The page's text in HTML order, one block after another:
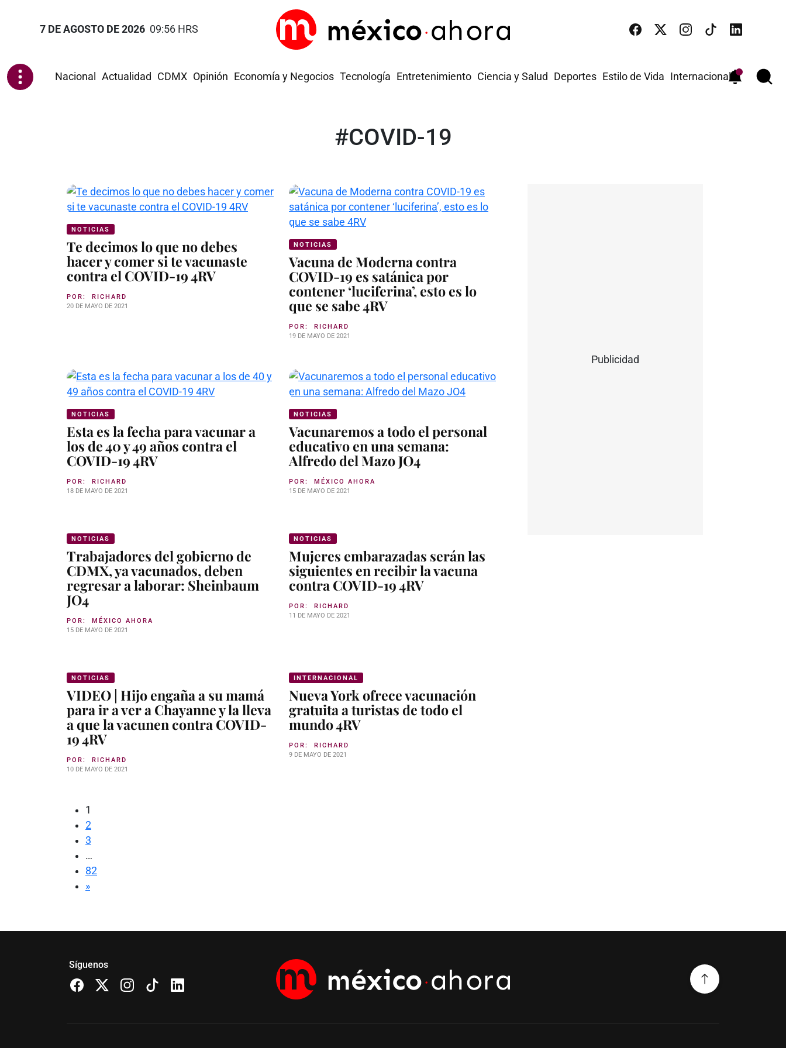
7 DE AGOSTO DE 2026 09:56 HRS
Nacional Actualidad CDMX Opinión Economía y Negocios Tecnología Entretenimiento Ciencia y Salud Deportes Estilo de Vida Internacional
#COVID-19
NOTICIAS
Te decimos lo que no debes
hacer y comer si te vacunaste
contra el COVID-19 4RV
POR: RICHARD
20 DE MAYO DE 2021
NOTICIAS
Vacuna de Moderna contra
COVID-19 es satánica por
contener ‘luciferina’, esto es lo
que se sabe 4RV
POR: RICHARD
19 DE MAYO DE 2021
NOTICIAS
Esta es la fecha para vacunar a
los de 40 y 49 años contra el
COVID-19 4RV
POR: RICHARD
18 DE MAYO DE 2021
NOTICIAS
Vacunaremos a todo el personal
educativo en una semana:
Alfredo del Mazo JO4
POR: MÉXICO AHORA
15 DE MAYO DE 2021
NOTICIAS
Trabajadores del gobierno de
CDMX, ya vacunados, deben
regresar a laborar: Sheinbaum
JO4
POR: MÉXICO AHORA
15 DE MAYO DE 2021
NOTICIAS
Mujeres embarazadas serán las
siguientes en recibir la vacuna
contra COVID-19 4RV
POR: RICHARD
11 DE MAYO DE 2021
NOTICIAS
VIDEO | Hijo engaña a su mamá
para ir a ver a Chayanne y la lleva
a que la vacunen contra COVID-
19 4RV
POR: RICHARD
10 DE MAYO DE 2021
INTERNACIONAL
Nueva York ofrece vacunación
gratuita a turistas de todo el
mundo 4RV
POR: RICHARD
9 DE MAYO DE 2021
1
2
3
…
82
»
Publicidad
Síguenos